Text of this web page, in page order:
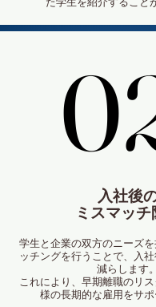
入社後
ミスマッチ
学生と企業の双方のニーズ
ッチングを行うことで、入
減らします。
これにより、早期離職のリ
様の⻑期的な雇用をサポ